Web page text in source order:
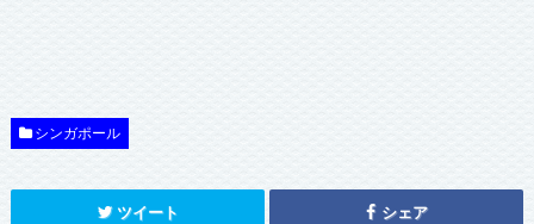
シンガポール
ツイート シェア